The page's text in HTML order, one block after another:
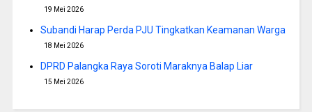
19 Mei 2026
Subandi Harap Perda PJU Tingkatkan Keamanan Warga
18 Mei 2026
DPRD Palangka Raya Soroti Maraknya Balap Liar
15 Mei 2026